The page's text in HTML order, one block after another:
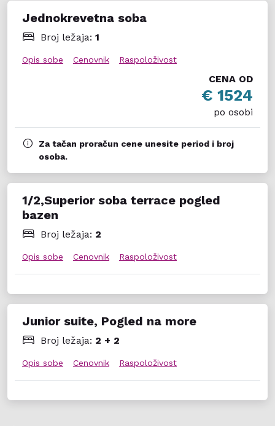
1/2,Superior soba terrace pogled
bazen
Broj ležaja: 2
Opis sobe Cenovnik Raspoloživost
Junior suite, Pogled na more
Broj ležaja: 2 + 2
Opis sobe Cenovnik Raspoloživost
Jednokrevetna soba
Broj ležaja: 1
Opis sobe Cenovnik Raspoloživost
CENA OD
€ 1524
po osobi
Za tačan proračun cene unesite period i broj
osoba.